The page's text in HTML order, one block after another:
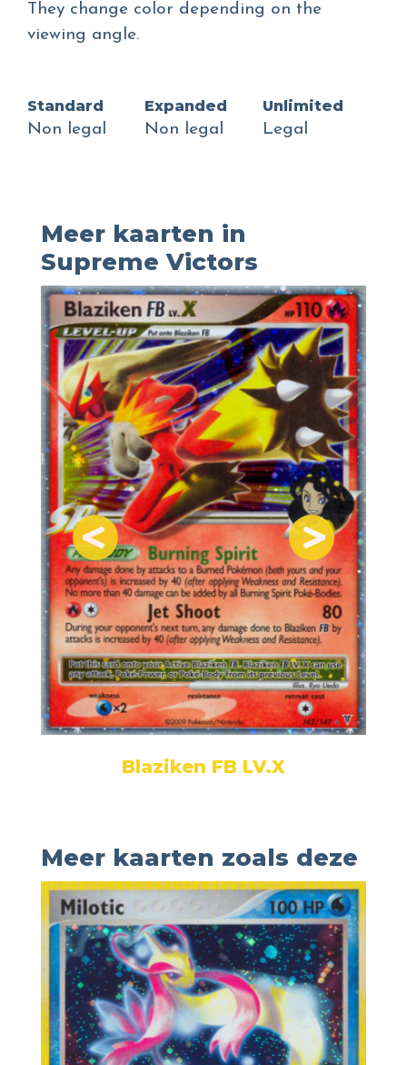
They change color depending on the
viewing angle.
Standard
Non legal
Expanded
Non legal
Unlimited
Legal
Meer kaarten in
Supreme Victors
Blaziken FB LV.X
Meer kaarten zoals deze